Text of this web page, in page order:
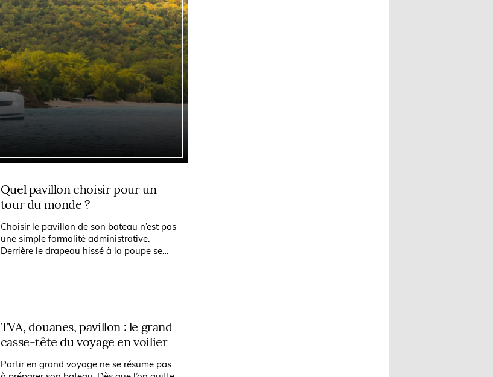
Quel pavillon choisir pour un
tour du monde ?
Choisir le pavillon de son bateau n’est pas
une simple formalité administrative.
Derrière le drapeau hissé à la poupe se
TVA, douanes, pavillon : le grand
casse-tête du voyage en voilier
Partir en grand voyage ne se résume pas